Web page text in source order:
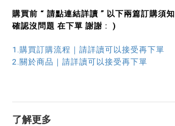
購買前 “ 請點連結詳讀 ” 以下兩篇訂購須知
確認沒問題 在下單 謝謝 : )
1.購買訂購流程｜請詳讀可以接受再下單
2.關於商品｜請詳讀可以接受再下單
了解更多